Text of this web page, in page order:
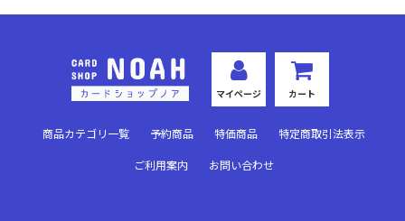
マイページ カート
商品カテゴリ一覧 予約商品 特価商品 特定商取引法表示
ご利用案内 お問い合わせ